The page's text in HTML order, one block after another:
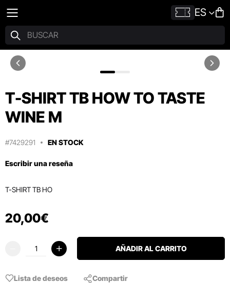
ES
T-SHIRT TB HOW TO TASTE
WINE M
#7429291 EN STOCK
Escribir una reseña
T-SHIRT TB HO
20,00€
AÑADIR AL CARRITO
Lista de deseos Compartir